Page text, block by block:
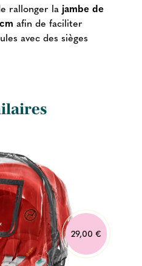
rallonger la jambe de
afin de faciliter
avec des sièges
29,00 €